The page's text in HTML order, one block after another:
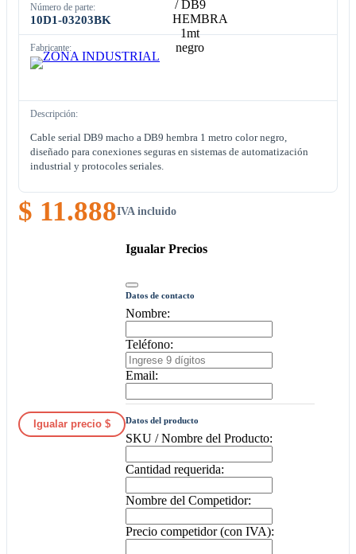
Número de parte:
10D1-03203BK
Fabricante:
Descripción:
Cable serial DB9 macho a DB9 hembra 1 metro color negro,
diseñado para conexiones seguras en sistemas de automatización
industrial y protocoles seriales.
$ 11.888IVA incluido
Igualar precio $
Igualar Precios
Datos de contacto
Nombre:
Teléfono:
Email:
Datos del producto
SKU / Nombre del Producto:
Cantidad requerida:
Nombre del Competidor:
Precio competidor (con IVA):